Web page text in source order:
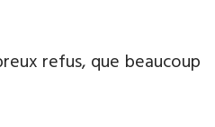
refus, que beaucoup